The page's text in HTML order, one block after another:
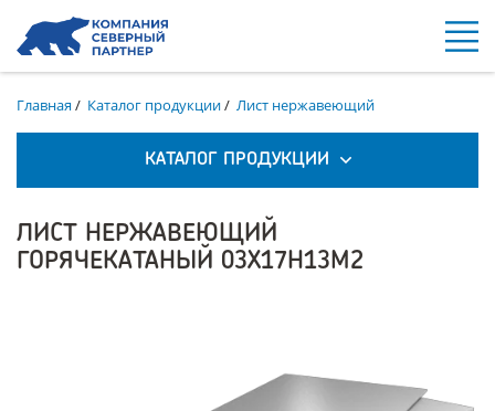
Главная/ Каталог продукции/ Лист нержавеющий
КАТАЛОГ ПРОДУКЦИИ
ЛИСТ НЕРЖАВЕЮЩИЙ
ГОРЯЧЕКАТАНЫЙ 03Х17Н13М2